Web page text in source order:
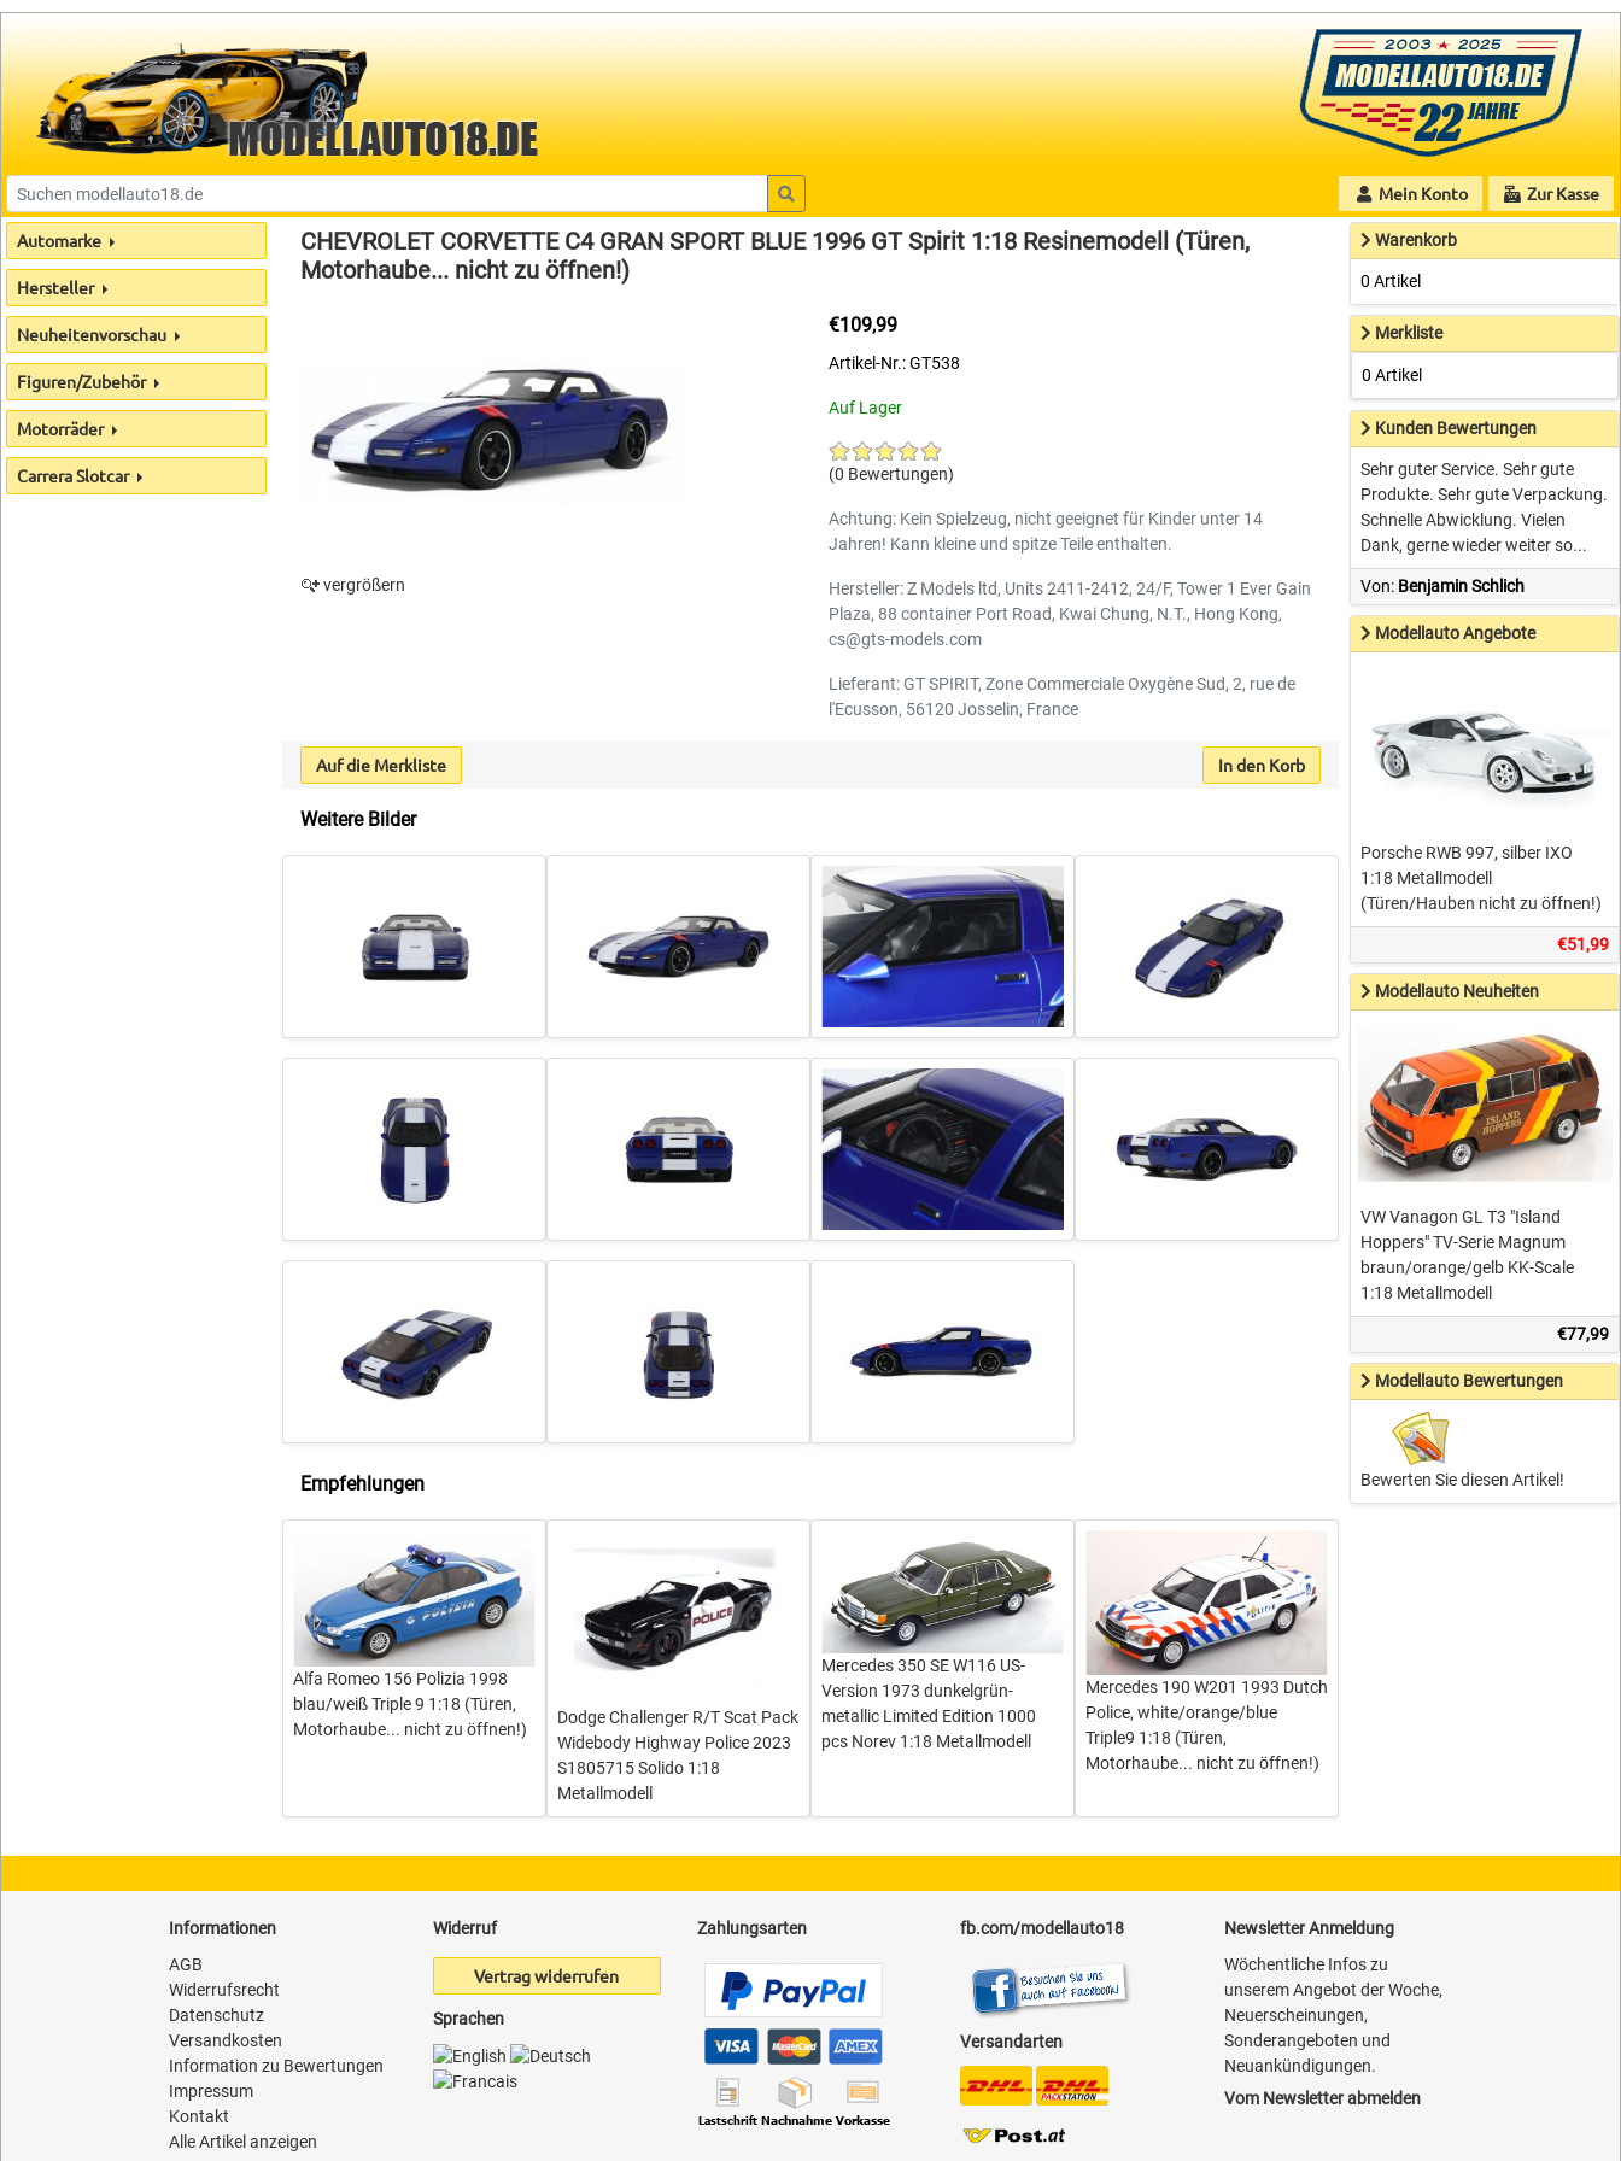
Mein Konto Zur Kasse
Automarke
Hersteller
Neuheitenvorschau
Figuren/Zubehör
Motorräder
Carrera Slotcar
CHEVROLET CORVETTE C4 GRAN SPORT BLUE 1996 GT Spirit 1:18 Resinemodell (Türen,
Motorhaube... nicht zu öffnen!)
vergrößern
€109,99
Artikel-Nr.: GT538
Auf Lager
(0 Bewertungen)
Achtung: Kein Spielzeug, nicht geeignet für Kinder unter 14
Jahren! Kann kleine und spitze Teile enthalten.
Hersteller: Z Models ltd, Units 2411-2412, 24/F, Tower 1 Ever Gain
Plaza, 88 container Port Road, Kwai Chung, N.T., Hong Kong,
cs@gts-models.com
Lieferant: GT SPIRIT, Zone Commerciale Oxygène Sud, 2, rue de
l'Ecusson, 56120 Josselin, France
Auf die Merkliste In den Korb
Weitere Bilder
Empfehlungen
Alfa Romeo 156 Polizia 1998
blau/weiß Triple 9 1:18 (Türen,
Motorhaube... nicht zu öffnen!)
Dodge Challenger R/T Scat Pack
Widebody Highway Police 2023
S1805715 Solido 1:18
Metallmodell
Mercedes 350 SE W116 US-
Version 1973 dunkelgrün-
metallic Limited Edition 1000
pcs Norev 1:18 Metallmodell
Mercedes 190 W201 1993 Dutch
Police, white/orange/blue
Triple9 1:18 (Türen,
Motorhaube... nicht zu öffnen!)
Warenkorb
0 Artikel
Merkliste
0 Artikel
Kunden Bewertungen
Sehr guter Service. Sehr gute
Produkte. Sehr gute Verpackung.
Schnelle Abwicklung. Vielen
Dank, gerne wieder weiter so...
Von: Benjamin Schlich
Modellauto Angebote
Porsche RWB 997, silber IXO
1:18 Metallmodell
(Türen/Hauben nicht zu öffnen!)
€51,99
Modellauto Neuheiten
VW Vanagon GL T3 "Island
Hoppers" TV-Serie Magnum
braun/orange/gelb KK-Scale
1:18 Metallmodell
€77,99
Modellauto Bewertungen
Bewerten Sie diesen Artikel!
Informationen
AGB
Widerrufsrecht
Datenschutz
Versandkosten
Information zu Bewertungen
Impressum
Kontakt
Alle Artikel anzeigen
Widerruf
Vertrag widerrufen
Sprachen
Zahlungsarten fb.com/modellauto18
Versandarten
Newsletter Anmeldung
Wöchentliche Infos zu
unserem Angebot der Woche,
Neuerscheinungen,
Sonderangeboten und
Neuankündigungen.
Vom Newsletter abmelden